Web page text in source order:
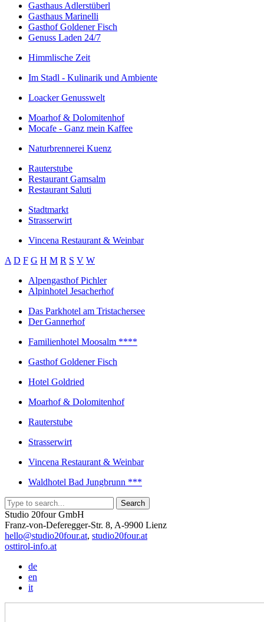
Gasthaus Adlerstüberl
Gasthaus Marinelli
Gasthof Goldener Fisch
Genuss Laden 24/7
Himmlische Zeit
Im Stadl - Kulinarik und Ambiente
Loacker Genusswelt
Moarhof & Dolomitenhof
Mocafe - Ganz mein Kaffee
Naturbrennerei Kuenz
Rauterstube
Restaurant Gamsalm
Restaurant Saluti
Stadtmarkt
Strasserwirt
Vincena Restaurant & Weinbar
A D F G H M R S V W
Alpengasthof Pichler
Alpinhotel Jesacherhof
Das Parkhotel am Tristachersee
Der Gannerhof
Familienhotel Moosalm ****
Gasthof Goldener Fisch
Hotel Goldried
Moarhof & Dolomitenhof
Rauterstube
Strasserwirt
Vincena Restaurant & Weinbar
Waldhotel Bad Jungbrunn ***
Studio 20four GmbH
Franz-von-Deferegger-Str. 8, A-9900 Lienz
hello@studio20four.at, studio20four.at
osttirol-info.at
de
en
it